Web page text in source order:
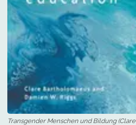
Transgender Menschen und Bildung (Clare